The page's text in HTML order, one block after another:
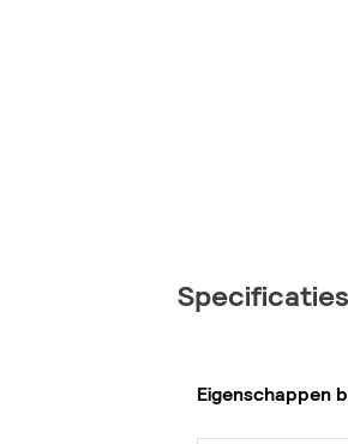
Specificaties
Eigenschappen